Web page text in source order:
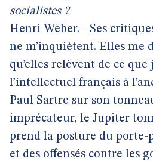
socialistes ?
Henri Weber. - Ses
ne m’inquiètent. Elles me
qu’elles relèvent de ce que
l’intellectuel français à
Paul Sartre sur son
imprécateur, le Jupiter
prend la posture du porte-
et des offensés contre les